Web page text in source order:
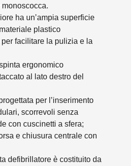
ha un’ampia superficie
plastico
facilitare la pulizia e la
ergonomico
al lato destro del
per l’inserimento
scorrevoli senza
con cuscinetti a sfera;
e chiusura centrale con
defibrillatore è costituito da